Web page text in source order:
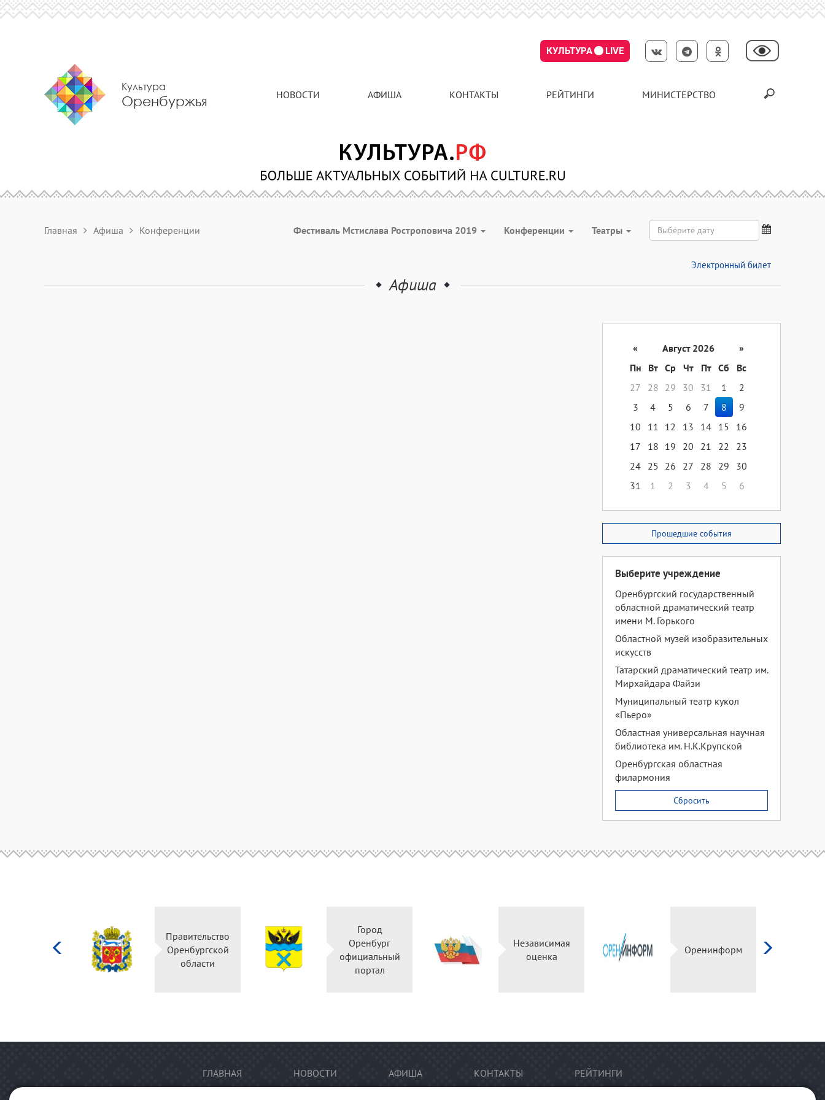
КУЛЬТУРА LIVE
Культура
Оренбуржья НОВОСТИ АФИША КОНТАКТЫ РЕЙТИНГИ МИНИСТЕРСТВО
Главная Афиша Конференции Фестиваль Мстислава Ростроповича 2019 Конференции Театры
Электронный билет
Афиша
« Август 2026
»
Пн
Вт Ср Чт Пт Сб
Вс
27
28 29 30 31 1
2
3
4 5 6 7 8
9
10
11 12 13 14 15
16
17
18 19 20 21 22
23
24 25 26 27 28 29
30
31
1 2 3 4 5 6
Прошедшие события
Выберите учреждение
Оренбургский государственный
областной драматический театр
имени М. Горького
Областной музей изобразительных
искусств
Татарский драматический театр им.
Мирхайдара Файзи
Муниципальный театр кукол
«Пьеро»
Областная универсальная научная
библиотека им. Н.К.Крупской
Оренбургская областная
филармония
Сбросить
Правительство
Оренбургской
области
Город
Оренбург
официальный
портал
Независимая
оценка
Оренинформ
ГЛАВНАЯ НОВОСТИ АФИША КОНТАКТЫ РЕЙТИНГИ